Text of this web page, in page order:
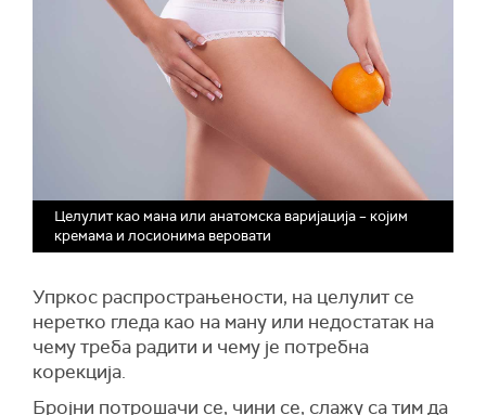
Целулит као мана или анатомска варијација – којим
кремама и лосионима веровати
Упркос распрострањености, на целулит се
неретко гледа као на ману или недостатак на
чему треба радити и чему је потребна
корекција.
Бројни потрошачи се, чини се, слажу са тим да